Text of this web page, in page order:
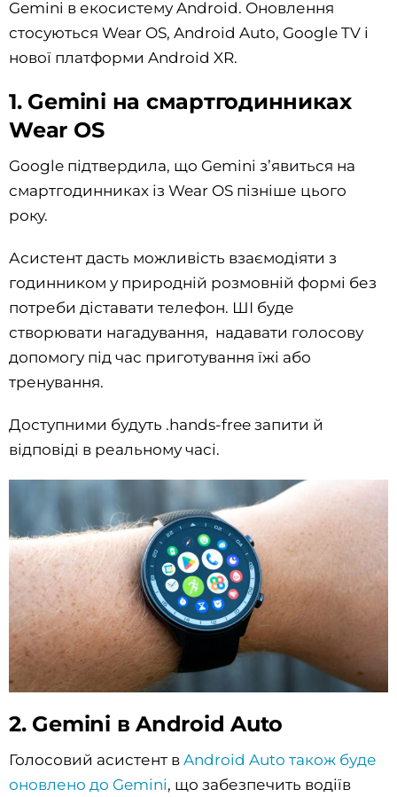
Gemini в екосистему Android. Оновлення
стосуються Wear OS, Android Auto, Google TV і
нової платформи Android XR.
1. Gemini на смартгодинниках
Wear OS
Google підтвердила, що Gemini з’явиться на
смартгодинниках із Wear OS пізніше цього
року.
Асистент дасть можливість взаємодіяти з
годинником у природній розмовній формі без
потреби діставати телефон. ШІ буде
створювати нагадування, надавати голосову
допомогу під час приготування їжі або
тренування.
Доступними будуть .hands-free запити й
відповіді в реальному часі.
2. Gemini в Android Auto
Голосовий асистент в Android Auto також буде
оновлено до Gemini, що забезпечить водіїв